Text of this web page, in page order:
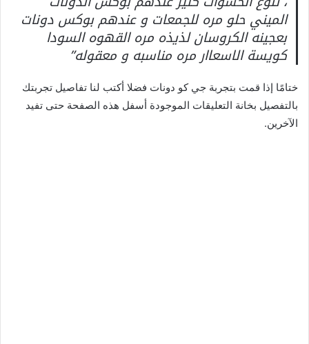
الميني حلو مره للجمعات و عندهم بوكس دونات
بعجينه الكروسان لذيذه مره القهوه السودا
كويسة الاسعاار مره مناسبه و معقوله”
ختامًا إذا قمت بتجربة جي كو دونات فضلا أكتب لنا تفاصيل تجربتك
بالتفصيل بخانة التعليقات الموجودة أسفل هذه الصفحة حتى تفيد
الآخرين.